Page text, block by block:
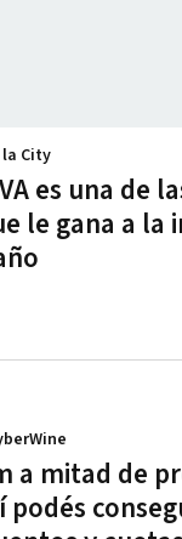
es una de
le gana a la
City
a mitad de
podés